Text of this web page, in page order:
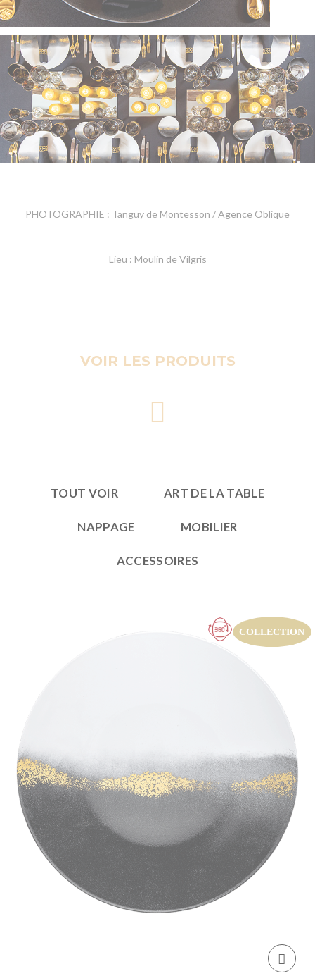
PHOTOGRAPHIE : Tanguy de Montesson / Agence Oblique
Lieu : Moulin de Vilgris
VOIR LES PRODUITS
TOUT VOIR ART DE LA TABLE
NAPPAGE MOBILIER
ACCESSOIRES